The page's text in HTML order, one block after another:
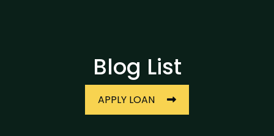
Blog List
APPLY LOAN